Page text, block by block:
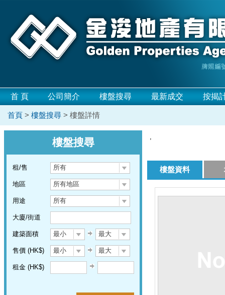
首 頁 公司簡介 樓盤搜尋 最新成交 按揭
首頁 > 樓盤搜尋 > 樓盤詳情
樓盤搜尋
租/售 所有
地區 所有地區
用途 所有
大廈/街道
建築面積 最小 最大
售價 (HK$) 最小 最大
租金 (HK$)
,
樓盤資料